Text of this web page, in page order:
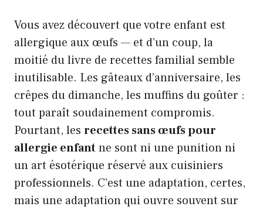
Vous avez découvert que votre enfant est
allergique aux œufs — et d’un coup, la
moitié du livre de recettes familial semble
inutilisable. Les gâteaux d’anniversaire, les
crêpes du dimanche, les muffins du goûter :
tout paraît soudainement compromis.
Pourtant, les recettes sans œufs pour
allergie enfantne sont ni une punition ni
un art ésotérique réservé aux cuisiniers
professionnels. C’est une adaptation, certes,
mais une adaptation qui ouvre souvent sur